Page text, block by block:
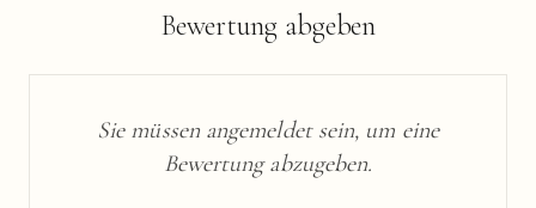
Bewertung abgeben
Sie müssen angemeldet sein, um eine
Bewertung abzugeben.